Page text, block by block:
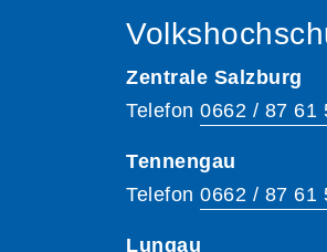
Zentrale Salzburg
Telefon 0662 / 87 61
Tennengau
Telefon 0662 / 87 61
Lungau